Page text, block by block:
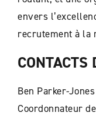
envers
recrutement à la
CONTACTS
Ben Parker-Jones
Coordonnateur